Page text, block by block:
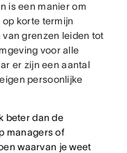
is een manier om
korte termijn
grenzen leiden tot
voor alle
er zijn een aantal
persoonlijke
beter dan de
managers of
waarvan je weet